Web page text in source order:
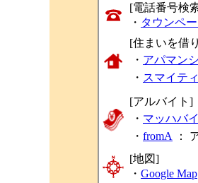
[電話番号検
・ タウンペ
[住まいを借
・ アパマン
・ スマイテ
[アルバイト]
・ マッハバ
・ fromA ：
[地図]
・ Google Map